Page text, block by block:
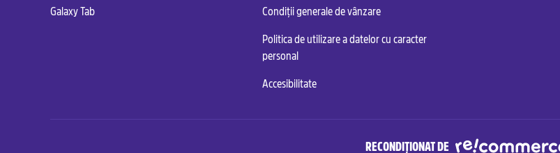
Galaxy Tab
Condiții generale de vânzare
Politica de utilizare a datelor cu caracter
personal
Accesibilitate
RECONDIȚIONAT DE